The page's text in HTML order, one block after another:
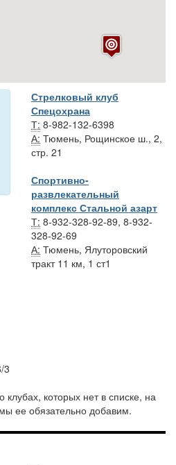
3
Стрелковый клуб
Спецохрана
Т: 8-982-132-6398
А: Тюмень, Рощинское ш., 2,
стр. 21
Спортивно-
развлекательный
комплекс Стальной азарт
Т: 8-932-328-92-89, 8-932-
328-92-69
А: Тюмень, Ялуторовский
тракт 11 км, 1 ст1
которых нет в списке, на
ее обязательно добавим.